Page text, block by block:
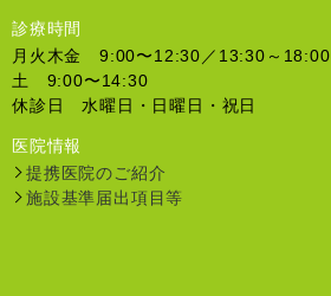
診療時間
月火木金 9:00〜12:30／13:30～18:00
土 9:00〜14:30
休診日 水曜日・日曜日・祝日
医院情報
提携医院のご紹介
施設基準届出項目等